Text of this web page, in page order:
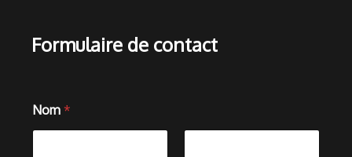
Formulaire de contact
Nom *